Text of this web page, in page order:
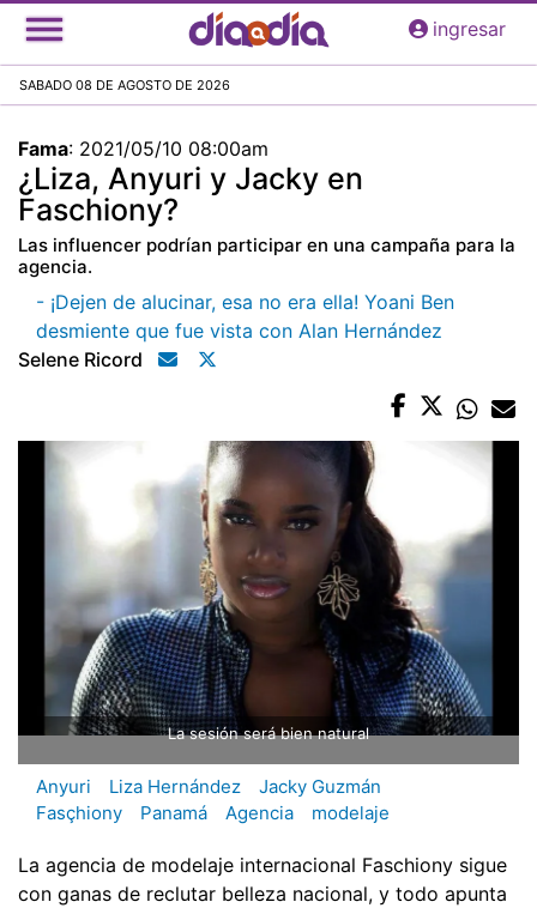
Pasar
al
principal
ingresar
SABADO 08 DE AGOSTO DE 2026
Fama: 2021/05/10 08:00am
¿Liza, Anyuri y Jacky en
Faschiony?
Las influencer podrían participar en una campaña para la
agencia.
- ¡Dejen de alucinar, esa no era ella! Yoani Ben
desmiente que fue vista con Alan Hernández
Selene Ricord
La sesión será bien natural
Anyuri Liza Hernández
Jacky Guzmán
Fasçhiony
Panamá Agencia modelaje
La agencia de modelaje internacional Faschiony sigue
con ganas de reclutar belleza nacional, y todo apunta